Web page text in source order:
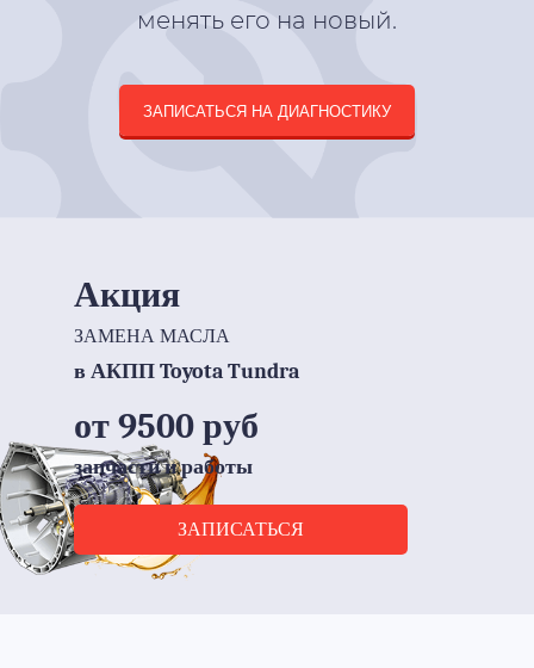
менять его на новый.
ЗАПИСАТЬСЯ НА ДИАГНОСТИКУ
Акция
ЗАМЕНА МАСЛА
в АКПП Toyota Tundra
от 9500 руб
запчасти и работы
ЗАПИСАТЬСЯ